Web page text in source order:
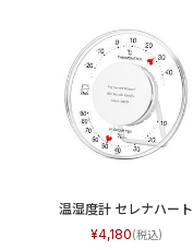
温湿度計 セレナハート
4,180